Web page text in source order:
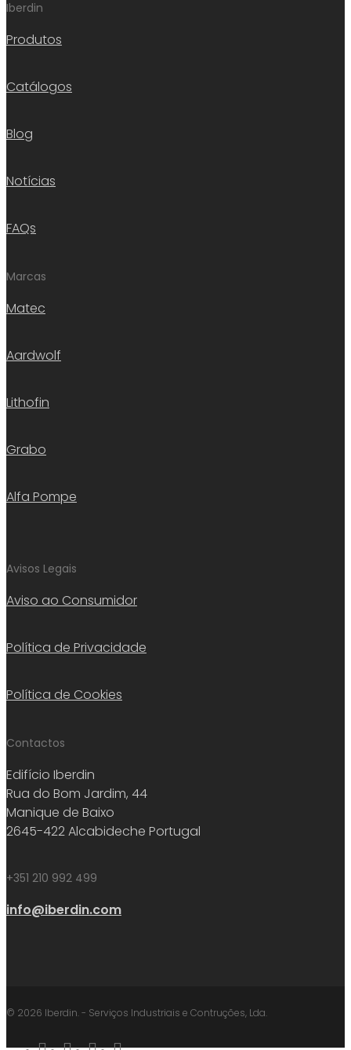
Iberdin
Produtos
Catálogos
Blog
Notícias
FAQs
Marcas
Matec
Aardwolf
Lithofin
Grabo
Alfa Pompe
Avisos Legais
Aviso ao Consumidor
Política de Privacidade
Política de Cookies
Contactos
Edifício Iberdin
Rua do Bom Jardim, 44
Manique de Baixo
2645-422 Alcabideche Portugal
+351 210 992 499
info@iberdin.com
© 2026 Iberdin. - Serviços Industriais e Contruções, Lda.